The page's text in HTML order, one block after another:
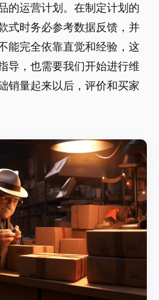
的运营计划。在制定计划的
式时务必参考数据反馈，并
能完全依靠直觉和经验，这
导，也需要我们开始进行维
销量起来以后，评价和买家